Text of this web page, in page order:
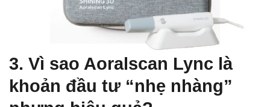
3. Vì sao Aoralscan Lync là
khoản đầu tư “nhẹ nhàng”